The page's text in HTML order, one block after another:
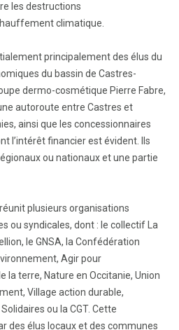
les destructions
climatique.
principalement des élus du
du bassin de Castres-
dermo-cosmétique Pierre Fabre,
autoroute entre Castres et
ainsi que les concessionnaires
l’intérêt financier est évident. Ils
ou nationaux et une partie
plusieurs organisations
ou syndicales, dont : le collectif La
le GNSA, la Confédération
Agir pour
la terre, Nature en Occitanie, Union
Village action durable,
ou la CGT. Cette
des élus locaux et des communes